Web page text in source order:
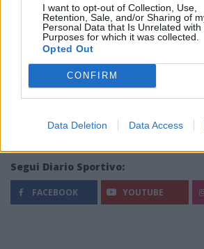
I want to opt-out of Collection, Use,
Retention, Sale, and/or Sharing of
Personal Data that Is Unrelated with
Purposes for which it was collected.
Opted Out
CONFIRM
Data Deletion Data Access
Segui Diario Sportivo:
FACEBOOK YOUTUBE